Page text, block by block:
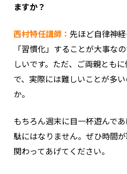
ますか？
西村特任講師： 先ほど自律神
「習慣化」することが大事な
しいです。ただ、ご両親とも
で、実際には難しいことが多
か。
もちろん週末に目一杯遊んで
駄にはなりません。ぜひ時間
関わってあげてください。